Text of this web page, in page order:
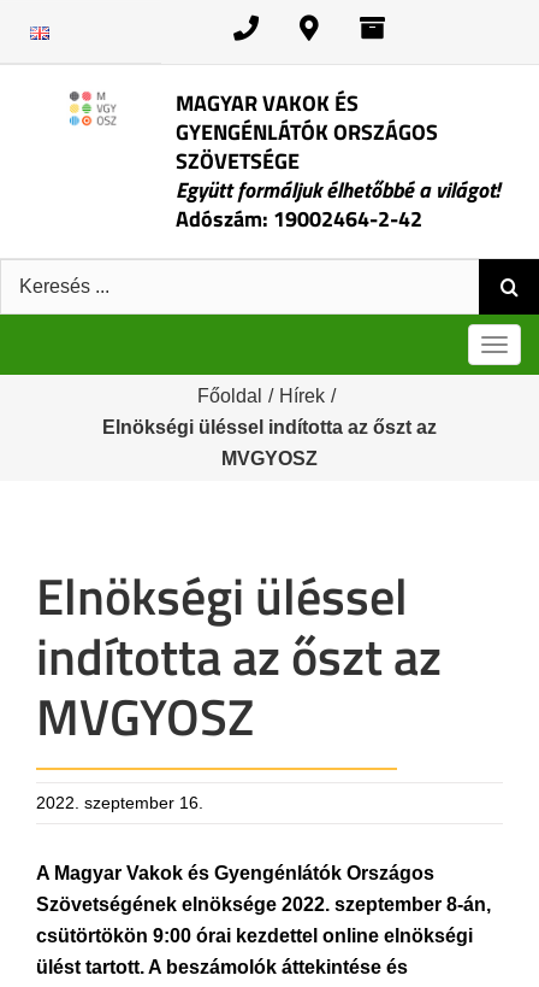
MAGYAR VAKOK ÉS
GYENGÉNLÁTÓK ORSZÁGOS
SZÖVETSÉGE
Együtt formáljuk élhetőbbé a világot!
Adószám: 19002464-2-42
Keresés:
Főoldal / Hírek /
Elnökségi üléssel indította az őszt az
MVGYOSZ
Elnökségi üléssel
indította az őszt az
MVGYOSZ
2022. szeptember 16.
A Magyar Vakok és Gyengénlátók Országos
Szövetségének elnöksége 2022. szeptember 8-án,
csütörtökön 9:00 órai kezdettel online elnökségi
ülést tartott. A beszámolók áttekintése és